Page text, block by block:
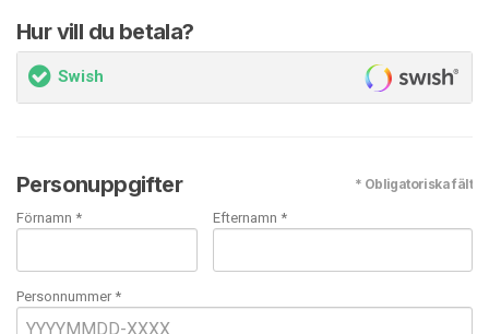
Hur vill du betala?
Swish
Personuppgifter * Obligatoriska fält
Förnamn * Efternamn *
Personnummer *